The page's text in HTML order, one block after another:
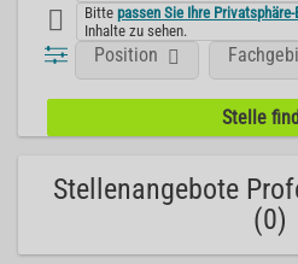
Bittepassen Sie Ihre
Inhalte zu sehen.
Position
Stellenangebote
(0)